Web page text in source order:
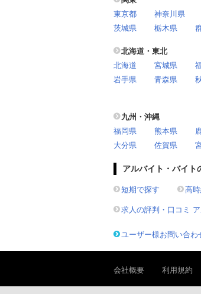
東京都
神奈川県
茨城県
栃木県
北海道・東北
北海道
宮城県
岩手県
青森県
九州・沖縄
福岡県
熊本県
大分県
佐賀県
アルバイト・バイト
短期で探す 高
求人の評判・口コミ
ユーザー様お問い合わ
会社概要 利用規約